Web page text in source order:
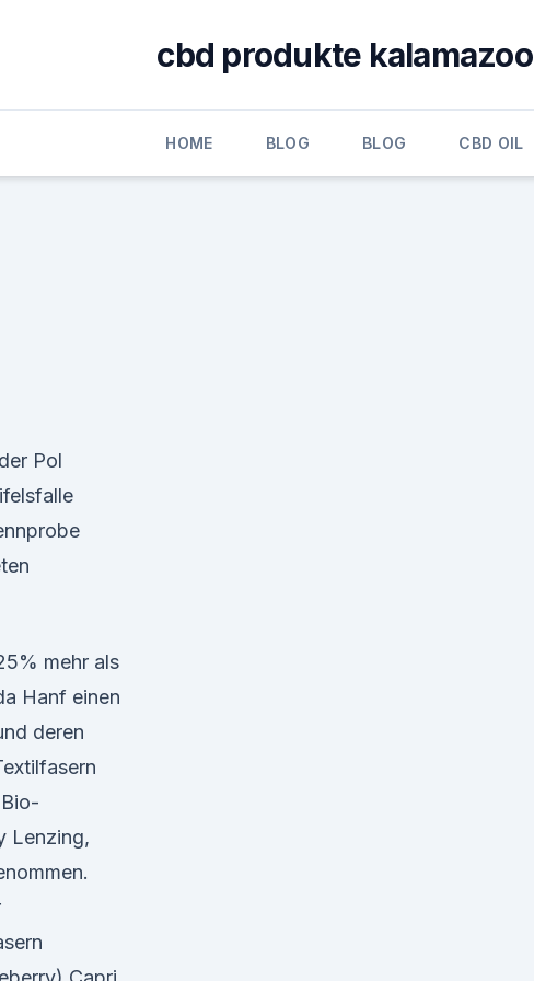
cbd produkte kalamazoo
HOME BLOG BLOG CBD OIL
Pol
mehr als
Hanf einen
deren
Lenzing,